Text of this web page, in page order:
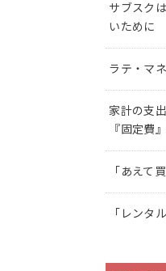
サブスク
いために
ラテ・マ
家計の支
『固定費
「あえて
「レンタ